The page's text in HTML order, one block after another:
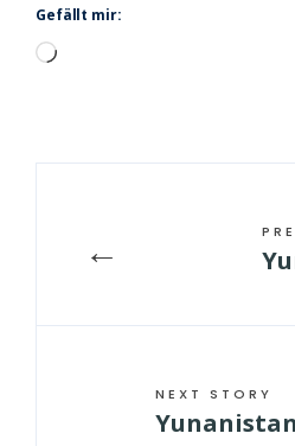
Gefällt mir:
Wird
←
NEXT STORY